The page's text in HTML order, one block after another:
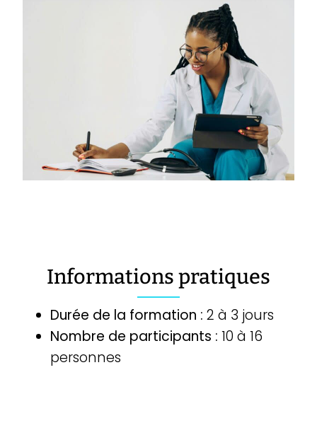
Informations pratiques
Durée de la formation :2 à 3 jours
Nombre de participants : 10 à 16
personnes